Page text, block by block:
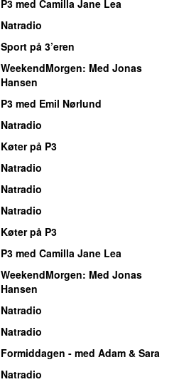
P3 med Camilla Jane Lea
Natradio
Sport på 3’eren
WeekendMorgen: Med Jonas
Hansen
P3 med Emil Nørlund
Natradio
Køter på P3
Natradio
Natradio
Natradio
Køter på P3
P3 med Camilla Jane Lea
WeekendMorgen: Med Jonas
Hansen
Natradio
Natradio
Formiddagen - med Adam & Sara
Natradio